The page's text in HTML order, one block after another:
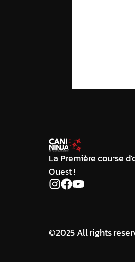
La Première course
Ouest !
©2025 All rights